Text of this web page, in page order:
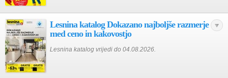
Lesnina katalog Dokazano najboljše razmerje
med ceno in kakovostjo
Lesnina katalog vrijedi do 04.08.2026.